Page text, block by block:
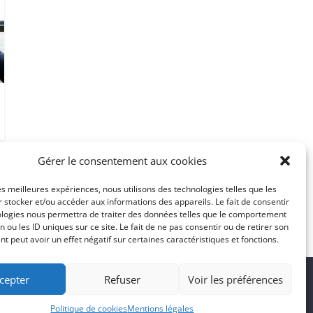
Gérer le consentement aux cookies
meilleures expériences, nous utilisons des technologies telles que les
stocker et/ou accéder aux informations des appareils. Le fait de consentir
nous permettra de traiter des données telles que le comportement
ou les ID uniques sur ce site. Le fait de ne pas consentir ou de retirer son
peut avoir un effet négatif sur certaines caractéristiques et fonctions.
Refuser Voir les préférences
Politique de cookiesMentions légales